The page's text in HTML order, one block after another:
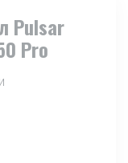
Pulsar
Pro